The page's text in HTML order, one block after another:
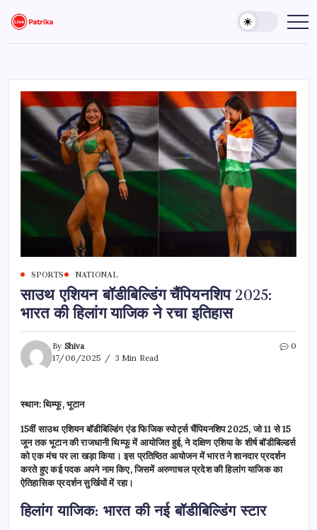
content
Live
Patrika
Breaking
Latest
SPORTS NATIONAL
साउथ एशियन बॉडीबिल्डिंग चैंपियनशिप 2025:
भारत की हिलांग याजिक ने रचा इतिहास
By Shiva
17/06/2025
3 Min Read
0
स्थान: थिम्फू, भूटान
15वीं साउथ एशियन बॉडीबिल्डिंग एंड फिजिक स्पोर्ट्स चैंपियनशिप 2025, जो 11 से 15
जून तक भूटान की राजधानी थिम्फू में आयोजित हुई, ने दक्षिण एशिया के शीर्ष बॉडीबिल्डर्स
को एक मंच पर ला खड़ा किया। इस प्रतिष्ठित आयोजन में भारत ने शानदार प्रदर्शन
करते हुए कई पदक अपने नाम किए, जिसमें अरुणाचल प्रदेश की हिलांग याजिक का
ऐतिहासिक प्रदर्शन सुर्खियों में रहा।
हिलांग याजिक: भारत की नई बॉडीबिल्डिंग स्टार